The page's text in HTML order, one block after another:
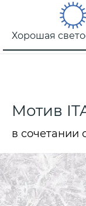
Хорошая
Мотив
в сочетании